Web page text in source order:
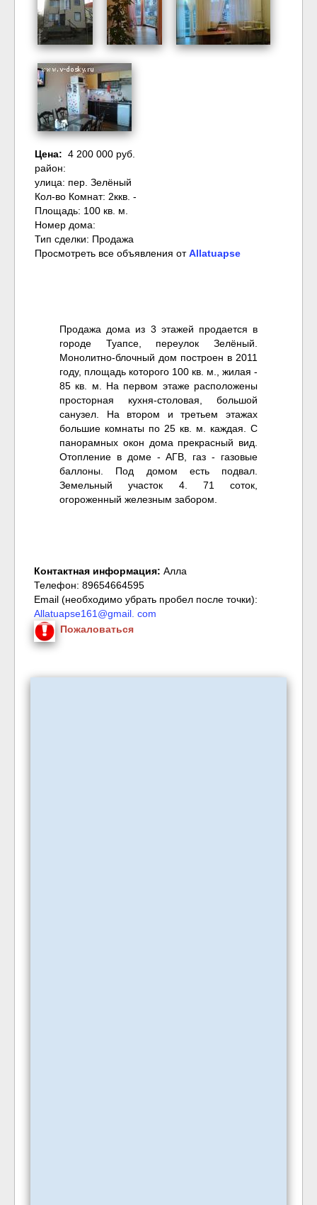
Цена: 4 200 000 руб.
район:
улица: пер. Зелёный
Кол-во Комнат: 2ккв. -
Площадь: 100 кв. м.
Номер дома:
Тип сделки: Продажа
Просмотреть все объявления отAllatuapse
Продажа дома из 3 этажей продается в
городе Туапсе, переулок Зелёный.
Монолитно-блочный дом построен в 2011
году, площадь которого 100 кв. м., жилая -
85 кв. м. На первом этаже расположены
просторная кухня-столовая, большой
санузел. На втором и третьем этажах
большие комнаты по 25 кв. м. каждая. С
панорамных окон дома прекрасный вид.
Отопление в доме - АГВ, газ - газовые
баллоны. Под домом есть подвал.
Земельный участок 4. 71 соток,
огороженный железным забором.
Контактная информация: Алла
Телефон: 89654664595
Email (необходимо убрать пробел после точки):
Allatuapse161@gmail. com
Пожаловаться